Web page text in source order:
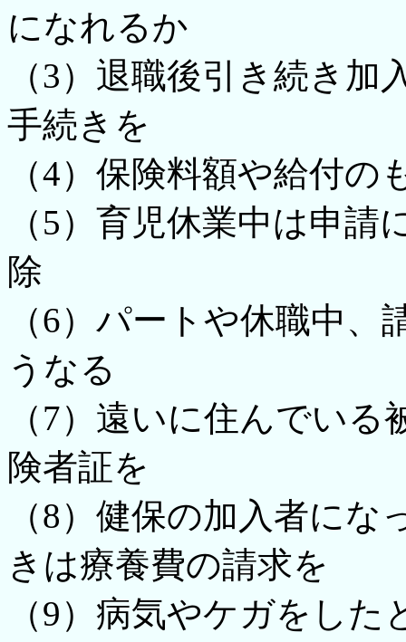
になれるか
（3）退職後引き続き
手続きを
（4）保険料額や給付
（5）育児休業中は申
除
（6）パートや休職中
うなる
（7）遠いに住んでい
険者証を
（8）健保の加入者に
きは療養費の請求を
（9）病気やケガをし